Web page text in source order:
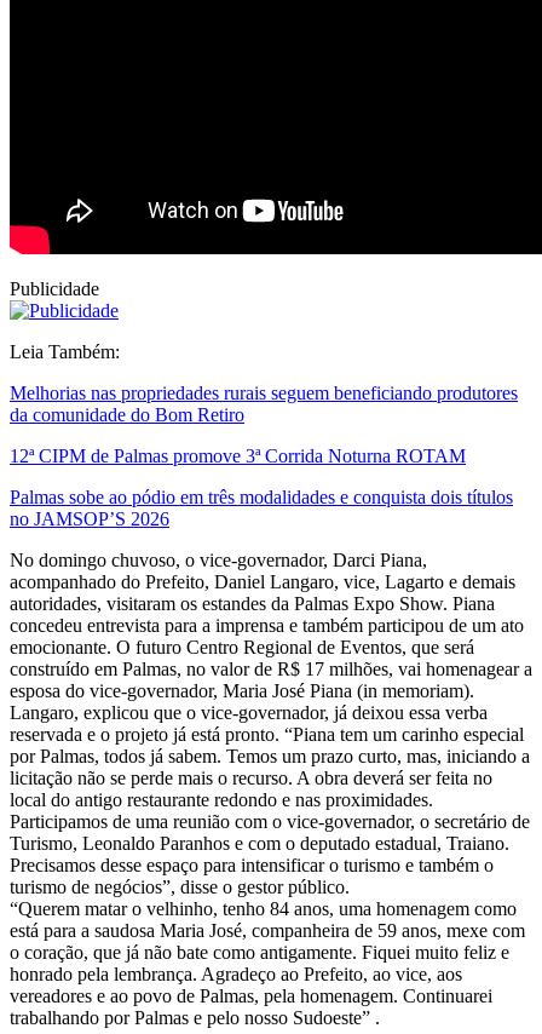
Publicidade
Leia Também:
Melhorias nas propriedades rurais seguem beneficiando produtores
da comunidade do Bom Retiro
12ª CIPM de Palmas promove 3ª Corrida Noturna ROTAM
Palmas sobe ao pódio em três modalidades e conquista dois títulos
no JAMSOP’S 2026
No domingo chuvoso, o vice-governador, Darci Piana,
acompanhado do Prefeito, Daniel Langaro, vice, Lagarto e demais
autoridades, visitaram os estandes da Palmas Expo Show. Piana
concedeu entrevista para a imprensa e também participou de um ato
emocionante. O futuro Centro Regional de Eventos, que será
construído em Palmas, no valor de R$ 17 milhões, vai homenagear a
esposa do vice-governador, Maria José Piana (in memoriam).
Langaro, explicou que o vice-governador, já deixou essa verba
reservada e o projeto já está pronto. “Piana tem um carinho especial
por Palmas, todos já sabem. Temos um prazo curto, mas, iniciando a
licitação não se perde mais o recurso. A obra deverá ser feita no
local do antigo restaurante redondo e nas proximidades.
Participamos de uma reunião com o vice-governador, o secretário de
Turismo, Leonaldo Paranhos e com o deputado estadual, Traiano.
Precisamos desse espaço para intensificar o turismo e também o
turismo de negócios”, disse o gestor público.
“Querem matar o velhinho, tenho 84 anos, uma homenagem como
está para a saudosa Maria José, companheira de 59 anos, mexe com
o coração, que já não bate como antigamente. Fiquei muito feliz e
honrado pela lembrança. Agradeço ao Prefeito, ao vice, aos
vereadores e ao povo de Palmas, pela homenagem. Continuarei
trabalhando por Palmas e pelo nosso Sudoeste” .